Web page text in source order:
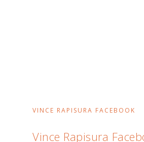
VINCE RAPISURA FACEBOOK
Vince Rapisura